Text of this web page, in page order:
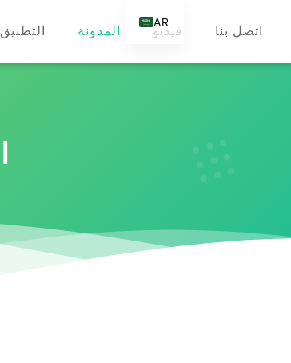
التطبيق المدونة فيديو اتصل بنا
AR
FI